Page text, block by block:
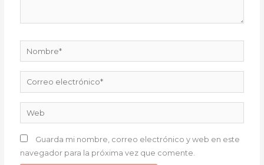
Nombre*
Correo
electrónico*
Guarda mi nombre, correo electrónico y web en este
navegador para la próxima vez que comente.